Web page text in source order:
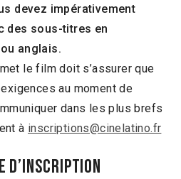
devez impérativement
des sous-titres en
anglais.
le film doit s’assurer que
au moment de
dans les plus brefs
à inscriptions@cinelatino.fr
D’INSCRIPTION